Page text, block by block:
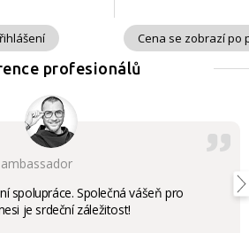
Cena se zobrazí po
profesionálů
spolupráce. Společná vášeň pro
je srdeční záležitost!